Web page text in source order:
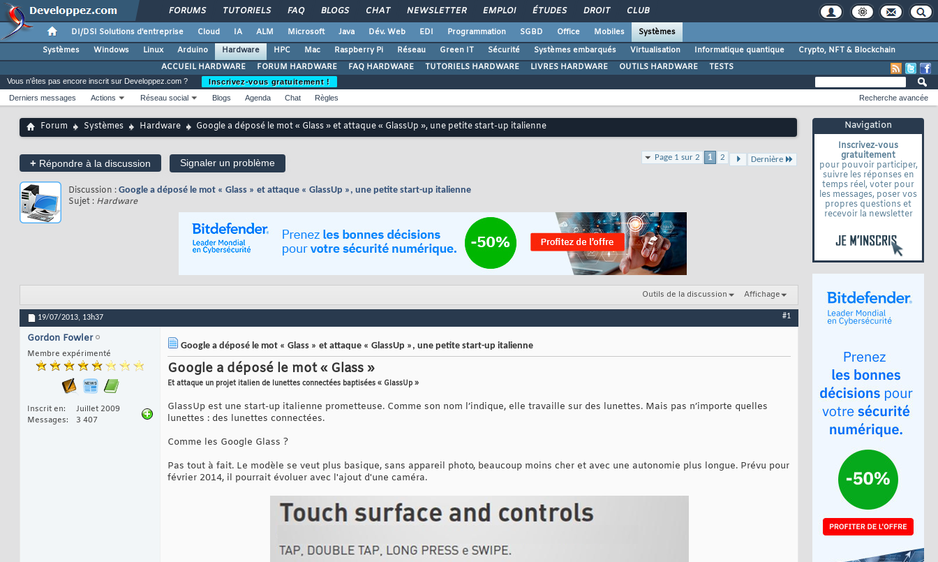
FORUMS TUTORIELS FAQ BLOGS CHAT NEWSLETTER EMPLOI ÉTUDES DROIT CLUB
DI/DSI Solutions d'entreprise Cloud IA ALM Microsoft Java Dév. Web EDI Programmation SGBD Office Mobiles
Systèmes
Systèmes
Windows Linux Arduino Hardware HPC Mac Raspberry Pi Réseau Green IT Sécurité Systèmes embarqués Virtualisation Informatique quantique
Crypto, NFT & Blockchain
ACCUEIL HARDWARE
FORUM HARDWARE FAQ HARDWARE TUTORIELS HARDWARE LIVRES HARDWARE OUTILS HARDWARE TESTS
Navigation
Inscrivez-vous
gratuitement
pour pouvoir participer,
suivre les réponses en
temps réel, voter pour
les messages, poser vos
propres questions et
recevoir la newsletter
Vous n'êtes pas encore inscrit sur Developpez.com ?
Inscrivez-vous gratuitement !
Derniers messages
Actions Réseau social Blogs Agenda Chat Règles Recherche avancée
Forum Systèmes Hardware Google a déposé le mot « Glass » et attaque « GlassUp », une petite start-up italienne
+ Répondre à la discussion Signaler un problème Page 1 sur 2 1 2 Dernière
Discussion : Google a déposé le mot « Glass » et attaque « GlassUp », une petite start-up italienne
Sujet : Hardware
Outils de la discussion Affichage
19/07/2013, 13h37 #1
Gordon Fowler
Membre expérimenté
Inscrit en
Juillet 2009
Messages
3 407
Google a déposé le mot « Glass » et attaque « GlassUp », une petite start-up italienne
Google a déposé le mot « Glass »
Et attaque un projet italien de lunettes connectées baptisées « GlassUp »
GlassUp est une start-up italienne prometteuse. Comme son nom l’indique, elle travaille sur des lunettes. Mais pas n’importe quelles
lunettes : des lunettes connectées.
Comme les Google Glass ?
Pas tout à fait. Le modèle se veut plus basique, sans appareil photo, beaucoup moins cher et avec une autonomie plus longue. Prévu pour
février 2014, il pourrait évoluer avec l'ajout d'une caméra.